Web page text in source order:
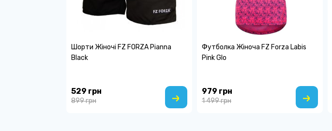
Шорти Жіночі FZ FORZA Pianna
Black
529 грн
899 грн
Футболка Жіноча FZ Forza Labis
Pink Glo
979 грн
1 499 грн